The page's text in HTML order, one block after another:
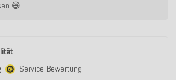
Service-Bewertung